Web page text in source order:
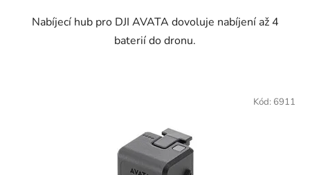
Nabíjecí hub pro DJI AVATA dovoluje nabíjení až 4
baterií do dronu.
Kód: 6911